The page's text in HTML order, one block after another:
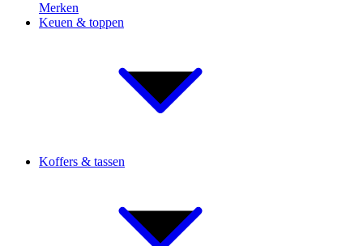
Merken
Keuen & toppen
Koffers & tassen